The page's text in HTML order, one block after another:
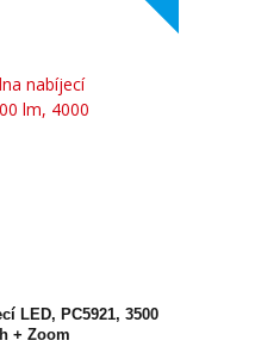
LED, PC5921, 3500
+ Zoom